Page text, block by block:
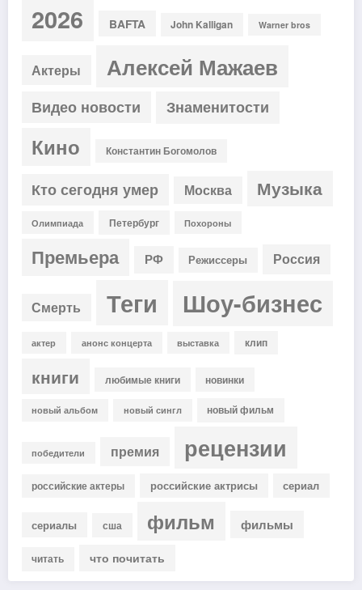
2026 BAFTA John Kalligan Warner bros
Актеры Алексей Мажаев
Видео новости Знаменитости
Кино Константин Богомолов
Кто сегодня умер Москва Музыка
Олимпиада Петербург Похороны
Премьера РФ Режиссеры Россия
Смерть Теги Шоу-бизнес
актер анонс концерта выставка клип
книги любимые книги новинки
новый альбом новый сингл новый фильм
победители премия рецензии
российские актеры российские актрисы сериал
сериалы сша фильм фильмы
читать что почитать